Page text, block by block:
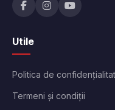
Utile
Politica de
Termeni și condiții